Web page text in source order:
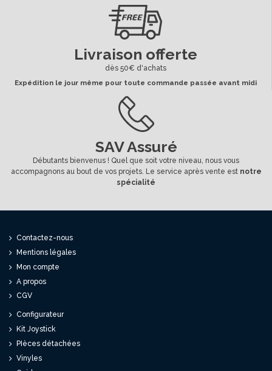
Livraison offerte
dès 50€ d'achats
Expédition le jour même pour toute commande passée avant midi
SAV Assuré
Débutants bienvenus ! Quel que soit votre niveau, nous vous
accompagnons au bout de vos projets. Le service après vente est notre
spécialité
Contactez-nous
Mentions légales
Mon compte
A propos
CGV
Configurateur
Kit Joystick
PIèces détachées
Vinyles